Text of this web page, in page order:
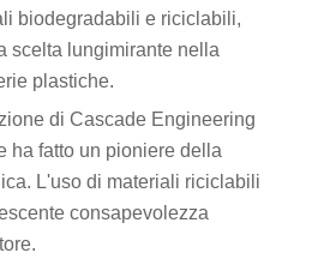
biodegradabili e riciclabili,
scelta lungimirante nella
plastiche.
di Cascade Engineering
ha fatto un pioniere della
L'uso di materiali riciclabili
consapevolezza